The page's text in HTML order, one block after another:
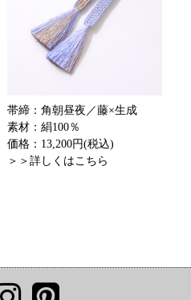
帯締：角朝昼夜／藤×生成
素材：絹100％
価格：13,200円(税込)
＞＞詳しくはこちら